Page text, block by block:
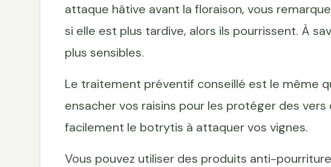
attaque hâtive avant la floraison, vous
si elle est plus tardive, alors ils pourrissent. À
plus sensibles.
Le traitement préventif conseillé est le même
ensacher vos raisins pour les protéger des
facilement le botrytis à attaquer vos vignes.
Vous pouvez utiliser des produits anti-